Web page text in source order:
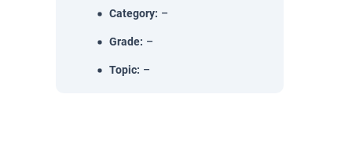
Category: –
Grade: –
Topic: –